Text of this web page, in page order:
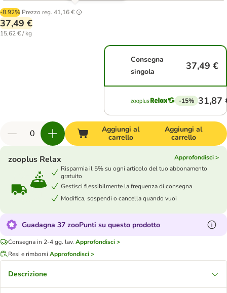
-8.92% Prezzo reg. 41,16 €
37,49 €
15,62 € / kg
Consegna
singola
37,49 €
-15% 31,87
Aggiungi al
carrello
Aggiungi al
carrello
zooplus Relax
Approfondisci >
Risparmia il 5% su ogni articolo del tuo abbonamento
gratuito
Gestisci flessibilmente la frequenza di consegna
Modifica, sospendi o cancella quando vuoi
Guadagna 37 zooPunti su questo prodotto
Consegna in 2-4 gg. lav. Approfondisci >
Resi e rimborsi Approfondisci >
Descrizione